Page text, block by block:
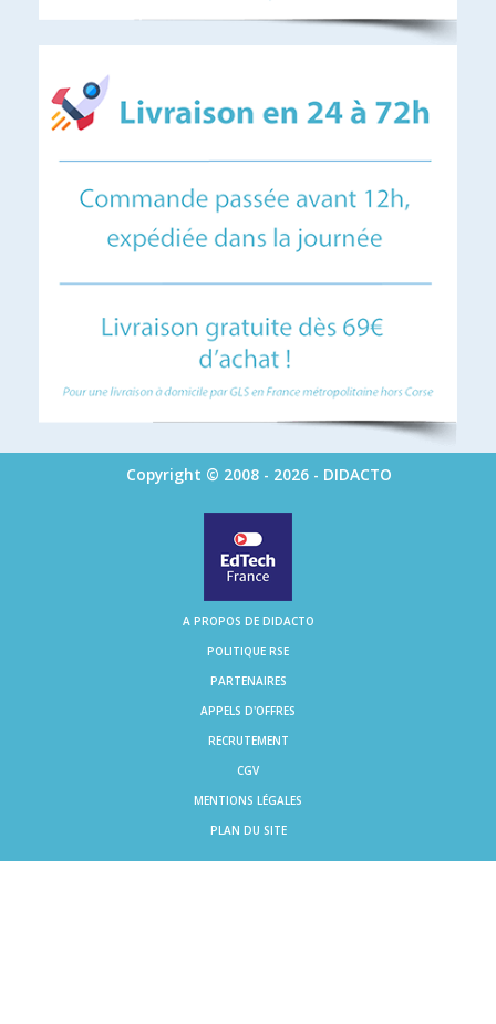
Copyright © 2008 - 2026 - DIDACTO
A PROPOS DE DIDACTO
POLITIQUE RSE
PARTENAIRES
APPELS D'OFFRES
RECRUTEMENT
CGV
MENTIONS LÉGALES
PLAN DU SITE